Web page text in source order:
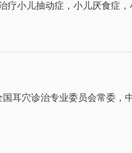
小儿抽动症，小儿厌食症
耳穴诊治专业委员会常委，